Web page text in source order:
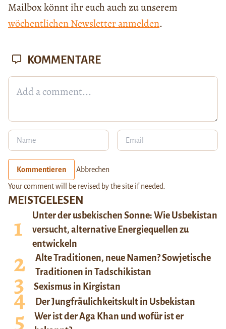
Mailbox könnt ihr euch auch zu unserem
wöchentlichen Newsletter anmelden.
MEISTGELESEN
Unter der usbekischen Sonne: Wie Usbekistan
versucht, alternative Energiequellen zu
entwickeln
Alte Traditionen, neue Namen? Sowjetische
Traditionen in Tadschikistan
Sexismus in Kirgistan
Der Jungfräulichkeitskult in Usbekistan
Wer ist der Aga Khan und wofür ist er
KOMMENTARE
Kommentieren Abbrechen
Your comment will be revised by the site if needed.